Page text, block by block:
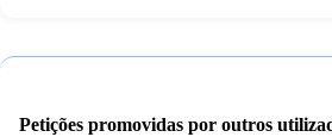
Petições promovidas por outros